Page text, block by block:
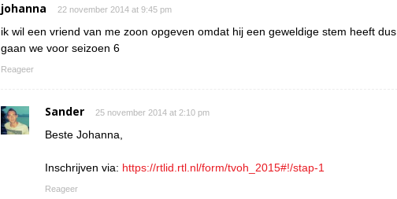
johanna 22 november 2014 at 9:45 pm
ik wil een vriend van me zoon opgeven omdat hij een geweldige stem heeft dus
gaan we voor seizoen 6
Reageer
Sander 25 november 2014 at 2:10 pm
Beste Johanna,
Inschrijven via: https://rtlid.rtl.nl/form/tvoh_2015#!/stap-1
Reageer